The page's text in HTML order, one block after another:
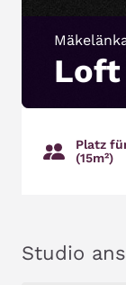
Loft
Platz
(15m²)
Studio